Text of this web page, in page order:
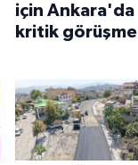
için Ankara'da
kritik görüşme